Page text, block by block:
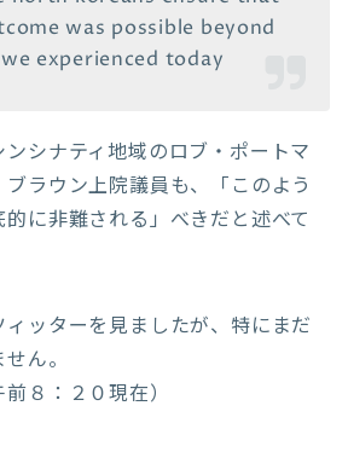
was possible beyond
experienced today
シナティ地域のロブ・ポートマ
ラウン上院議員も、「このよう
に非難される」べきだと述べて
ィッターを見ましたが、特にまだ
ん。
８：２０現在）